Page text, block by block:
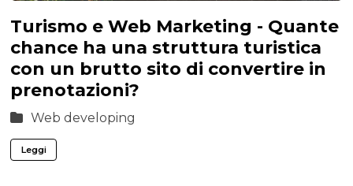
Turismo e Web Marketing - Quante
chance ha una struttura turistica
con un brutto sito di convertire in
prenotazioni?
Web developing
Leggi